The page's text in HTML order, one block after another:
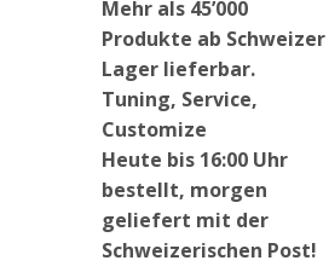
Mehr als 45’000
Produkte ab Schweizer
Lager lieferbar.
Tuning, Service,
Customize
Heute bis 16:00 Uhr
bestellt, morgen
geliefert mit der
Schweizerischen Post!